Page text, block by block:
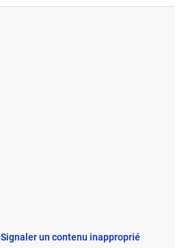
Signaler un contenu inapproprié